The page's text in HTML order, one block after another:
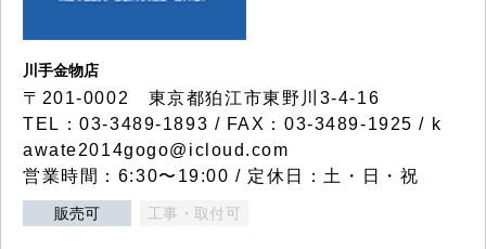
川手金物店
〒201-0002 東京都狛江市東野川3-4-16
TEL：03-3489-1893 / FAX：03-3489-1925 / k
awate2014gogo@icloud.com
営業時間：6:30〜19:00 / 定休日：土・日・祝
販売可 工事・取付可